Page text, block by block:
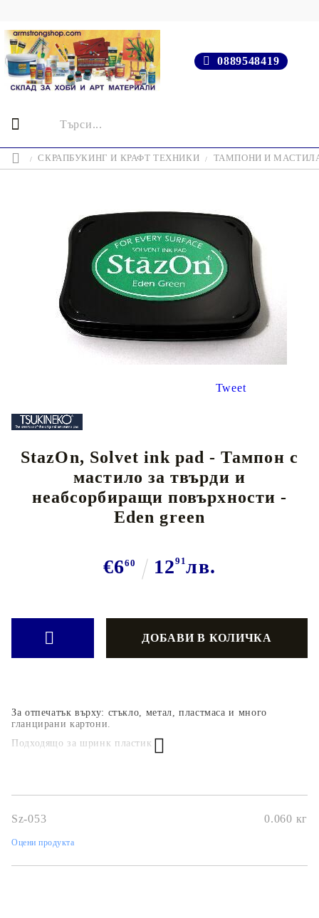
0889548419
СКРАПБУКИНГ И КРАФТ ТЕХНИКИ ТАМПОНИ И
Tweet
StazOn, Solvet ink pad - Тампон с
мастило за твърди и
неабсорбиращи повърхности -
Eden green
€660 1291лв.
За отпечатък върху: стъкло, метал, пластмаса и много
гланцирани картони.
Подходящо за шринк пластик
Sz-053 0.060 кг
Оцени продукта